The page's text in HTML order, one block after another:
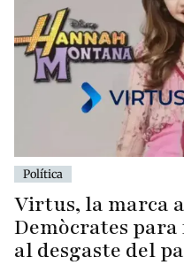
Política
Virtus, la marca
Demòcrates
al desgaste del